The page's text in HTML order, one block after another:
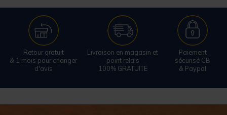
Retour gratuit
& 1 mois pour changer
d'avis
Livraison en magasin et
point relais
100% GRATUITE
Paiement
sécurisé CB
& Paypal